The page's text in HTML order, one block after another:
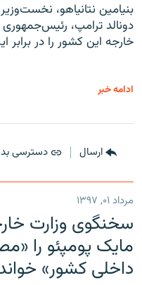
بنیامین نتانیاهو،
دونالد ترامپ، رئیس‌جمهوری
خارجه این کشور را در برابر
ادامه خبر
ارسال دسترسی
مرداد ۰۱, ۱۳۹۷
سخنگوی وزارت
مایک پومپئو را
داخلی کشور»